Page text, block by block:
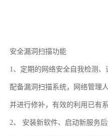
安全漏洞扫描功能
1、定期的网络安全自我检测、
配备漏洞扫描系统，网络管理
并进行修补，有效的利用已有
2、 安装新软件、启动新服务